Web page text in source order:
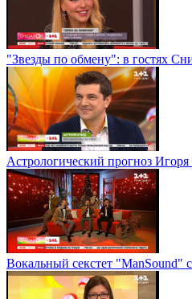
"Звезды по обмену": в гостях
Астрологический прогноз
Вокальный секстет "ManSound"